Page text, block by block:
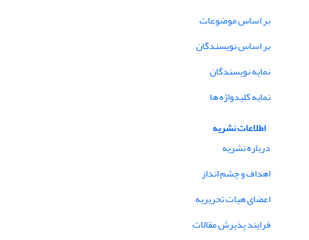
بر اساس موضوعات
بر اساس نویسندگان
نمایه نویسندگان
نمایه کلیدواژه ها
اطلاعات نشریه
درباره نشریه
اهداف و چشم انداز
اعضای هیات تحریریه
فرایند پذیرش مقالات